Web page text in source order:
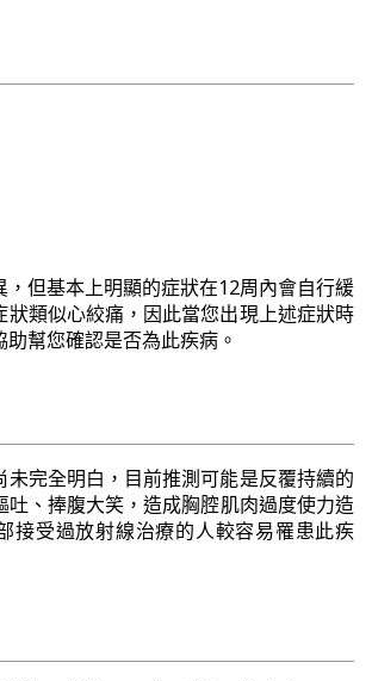
，但基本上明顯的症狀在12周內會自行緩
類似心絞痛，因此當您出現上述症狀時
幫您確認是否為此疾病。
完全明白，目前推測可能是反覆持續的
吐、捧腹大笑，造成胸腔肌肉過度使力造
接受過放射線治療的人較容易罹患此疾